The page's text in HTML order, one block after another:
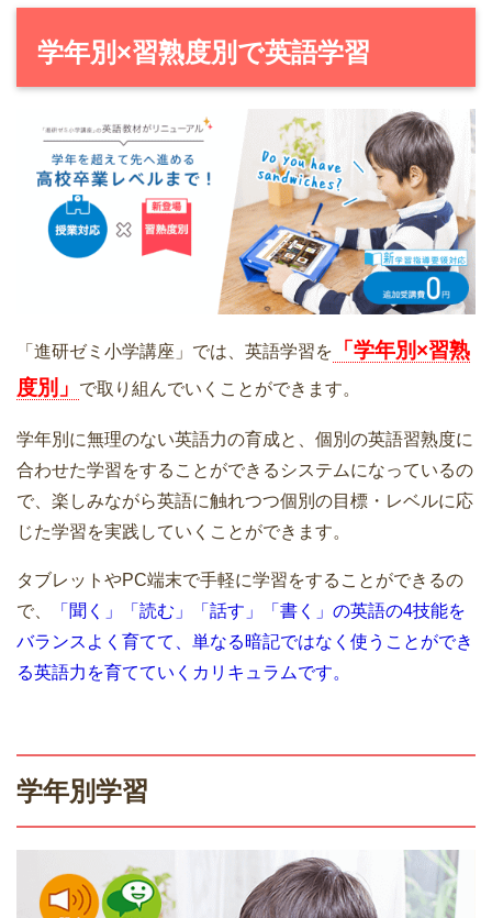
学年別×習熟度別で英語学習
「進研ゼミ小学講座」では、英語学習を
「学年別×習熟
度別」
で取り組んでいくことができます。
学年別に無理のない英語力の育成と、個別の英語習熟度に
合わせた学習をすることができるシステムになっているの
で、楽しみながら英語に触れつつ個別の目標・レベルに応
じた学習を実践していくことができます。
タブレットやPC端末で手軽に学習をすることができるの
で、
「聞く」「読む」「話す」「書く」の英語の4技能を
バランスよく育てて、単なる暗記ではなく使うことができ
る英語力を育てていくカリキュラムです。
学年別学習